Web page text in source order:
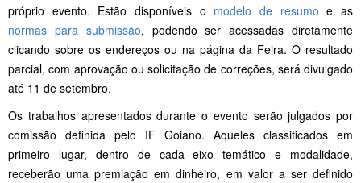
próprio evento. Estão disponíveis o modelo de resumo e as
normas para submissão, podendo ser acessadas diretamente
clicando sobre os endereços ou na página da Feira. O resultado
parcial, com aprovação ou solicitação de correções, será divulgado
até 11 de setembro.
Os trabalhos apresentados durante o evento serão julgados por
comissão definida pelo IF Goiano. Aqueles classificados em
primeiro lugar, dentro de cada eixo temático e modalidade,
receberão uma premiação em dinheiro, em valor a ser definido